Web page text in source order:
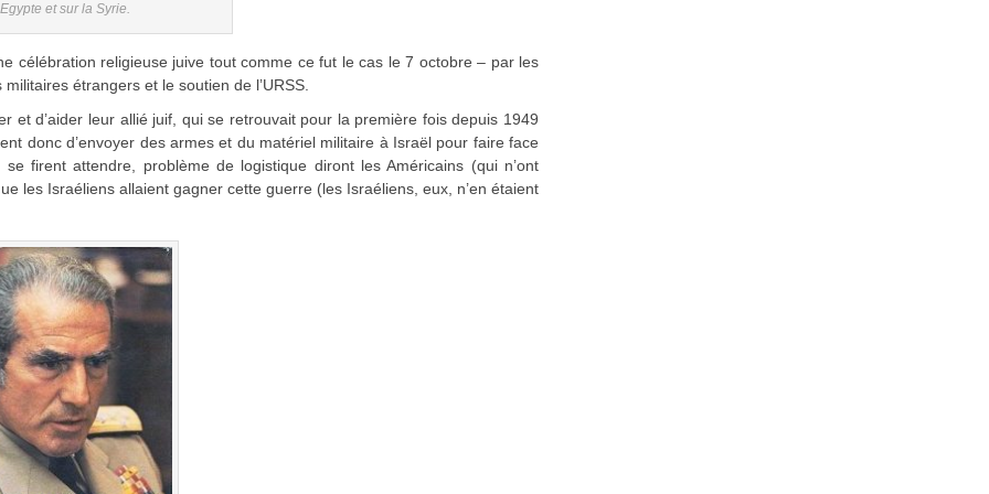
et sur la Syrie.
célébration religieuse juive tout comme ce fut le cas le 7 octobre – par les
étrangers et le soutien de l’URSS.
et d’aider leur allié juif, qui se retrouvait pour la première fois depuis 1949
donc d’envoyer des armes et du matériel militaire à Israël pour faire face
firent attendre, problème de logistique diront les Américains (qui n’ont
les Israéliens allaient gagner cette guerre (les Israéliens, eux, n’en étaient